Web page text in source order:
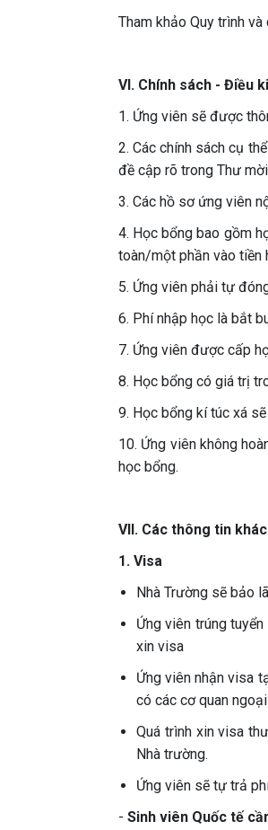
Tham khảo Quy trình
VI. Chính sách - Điều
1. Ứng viên sẽ được
2. Các chính sách cụ
đề cập rõ trong Thư
3. Các hồ sơ ứng viên
4. Học bổng bao gồm
toàn/một phần vào tiền
5. Ứng viên phải tự
6. Phí nhập học là bắt
7. Ứng viên được cấp
8. Học bổng có giá trị
9. Học bổng kí túc xá
10. Ứng viên không
học bổng.
VII. Các thông tin khác
1. Visa
Nhà Trường sẽ bảo
Ứng viên trúng
xin visa
Ứng viên nhận visa
có các cơ quan
Quá trình xin visa
Nhà trường.
Ứng viên sẽ tự trả
- Sinh viên Quốc tế